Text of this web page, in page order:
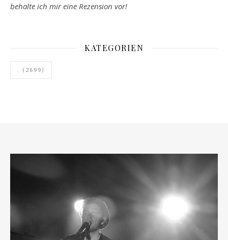
behalte ich mir eine Rezension vor!
KATEGORIEN
. (2699)